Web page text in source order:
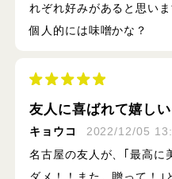
れぞれ好みがあると思い
個人的には味噌かな？
友人に喜ばれて嬉しい
キョウコ
2022/12/05
名古屋の友人が、｢最高に